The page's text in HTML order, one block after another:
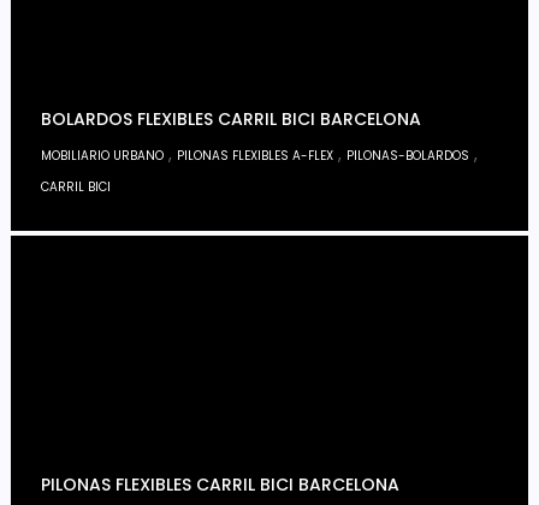
BOLARDOS FLEXIBLES CARRIL BICI BARCELONA
MOBILIARIO URBANO , PILONAS FLEXIBLES A-FLEX , PILONAS-BOLARDOS ,
CARRIL BICI
PILONAS FLEXIBLES CARRIL BICI BARCELONA